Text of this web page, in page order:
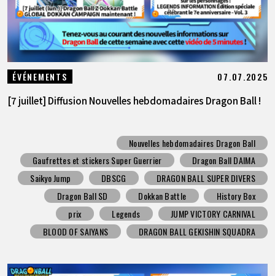
ÉVÉNEMENTS 07.07.2025
[7 juillet] Diffusion Nouvelles hebdomadaires Dragon Ball !
Nouvelles hebdomadaires Dragon Ball
Gaufrettes et stickers Super Guerrier
Dragon Ball DAIMA
Saikyo Jump
DBSCG
DRAGON BALL SUPER DIVERS
Dragon Ball SD
Dokkan Battle
History Box
prix
Legends
JUMP VICTORY CARNIVAL
BLOOD OF SAIYANS
DRAGON BALL GEKISHIN SQUADRA